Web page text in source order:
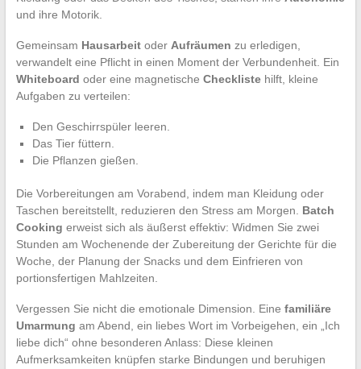
und ihre Motorik.
Gemeinsam Hausarbeitoder Aufräumen zu erledigen,
verwandelt eine Pflicht in einen Moment der Verbundenheit. Ein
Whiteboard oder eine magnetische Checklistehilft, kleine
Aufgaben zu verteilen:
Den Geschirrspüler leeren.
Das Tier füttern.
Die Pflanzen gießen.
Die Vorbereitungen am Vorabend, indem man Kleidung oder
Taschen bereitstellt, reduzieren den Stress am Morgen. Batch
Cooking erweist sich als äußerst effektiv: Widmen Sie zwei
Stunden am Wochenende der Zubereitung der Gerichte für die
Woche, der Planung der Snacks und dem Einfrieren von
portionsfertigen Mahlzeiten.
Vergessen Sie nicht die emotionale Dimension. Eine familiäre
Umarmung am Abend, ein liebes Wort im Vorbeigehen, ein „Ich
liebe dich“ ohne besonderen Anlass: Diese kleinen
Aufmerksamkeiten knüpfen starke Bindungen und beruhigen